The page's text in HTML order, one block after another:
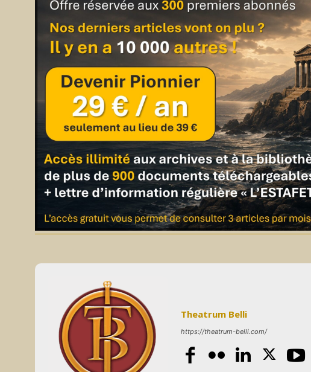
Theatrum Belli
https://theatrum-belli.com/